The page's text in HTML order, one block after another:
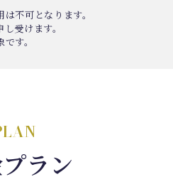
不可となります。
受けます。
す。
ラン